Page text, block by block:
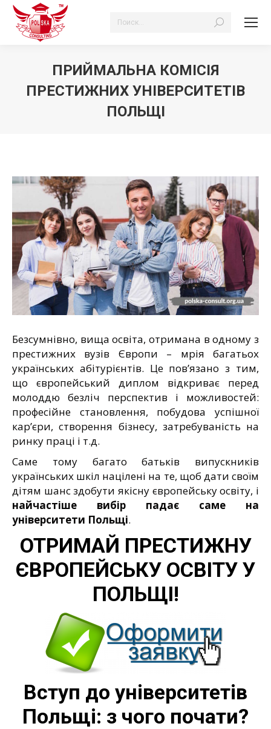
Search:
ПРИЙМАЛЬНА КОМІСІЯ
ПРЕСТИЖНИХ УНІВЕРСИТЕТІВ
ПОЛЬЩІ
Безсумнівно, вища освіта, отримана в одному з
престижних вузів Європи – мрія багатьох
українських абітурієнтів. Це пов’язано з тим,
що європейський диплом відкриває перед
молоддю безліч перспектив і можливостей:
професійне становлення, побудова успішної
кар’єри, створення бізнесу, затребуваність на
ринку праці і т.д.
Саме тому багато батьків випускників
українських шкіл націлені на те, щоб дати своїм
дітям шанс здобути якісну європейську освіту, і
найчастіше вибір падає саме на
університети Польщі.
ОТРИМАЙ ПРЕСТИЖНУ
ЄВРОПЕЙСЬКУ ОСВІТУ У
ПОЛЬЩІ!
Вступ до університетів
Польщі: з чого почати?